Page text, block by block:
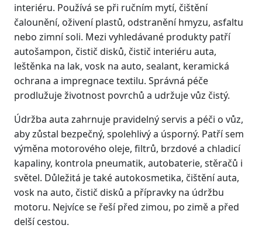
interiéru. Používá se při ručním mytí, čištění
čalounění, oživení plastů, odstranění hmyzu, asfaltu
nebo zimní soli. Mezi vyhledávané produkty patří
autošampon, čistič disků, čistič interiéru auta,
leštěnka na lak, vosk na auto, sealant, keramická
ochrana a impregnace textilu. Správná péče
prodlužuje životnost povrchů a udržuje vůz čistý.
Údržba auta zahrnuje pravidelný servis a péči o vůz,
aby zůstal bezpečný, spolehlivý a úsporný. Patří sem
výměna motorového oleje, filtrů, brzdové a chladicí
kapaliny, kontrola pneumatik, autobaterie, stěračů i
světel. Důležitá je také autokosmetika, čištění auta,
vosk na auto, čistič disků a přípravky na údržbu
motoru. Nejvíce se řeší před zimou, po zimě a před
delší cestou.